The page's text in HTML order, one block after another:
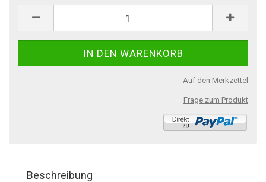
Auf den Merkzettel
Frage zum Produkt
Beschreibung